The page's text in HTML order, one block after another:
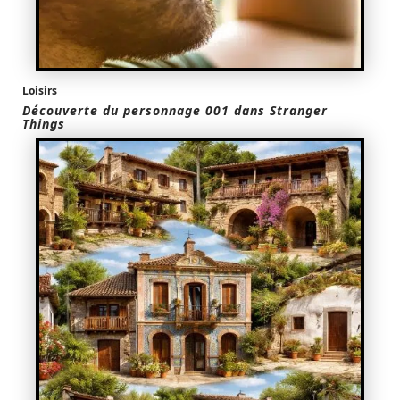
Loisirs
Découverte du personnage 001 dans Stranger
Things